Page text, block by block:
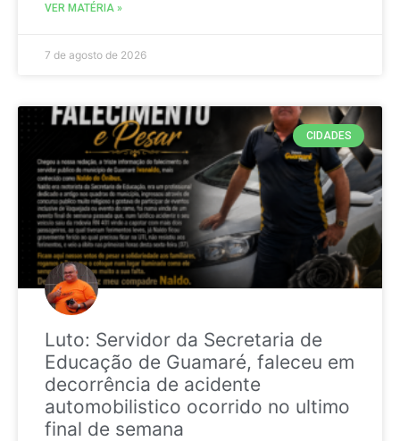
VER MATÉRIA »
7 de agosto de 2026
CIDADES
Luto: Servidor da Secretaria de
Educação de Guamaré, faleceu em
decorrência de acidente
automobilistico ocorrido no ultimo
final de semana